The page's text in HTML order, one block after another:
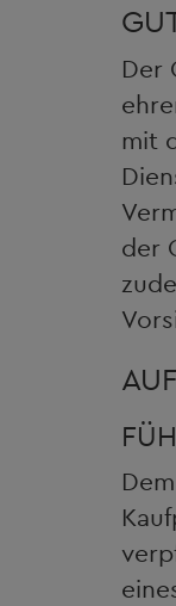
Der
mit
der